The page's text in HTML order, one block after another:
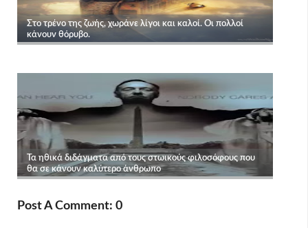
Post A Comment: 0